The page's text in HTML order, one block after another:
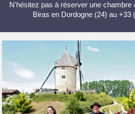
N'hésitez pas à réserver une chambre
Biras en Dordogne (24) au +33